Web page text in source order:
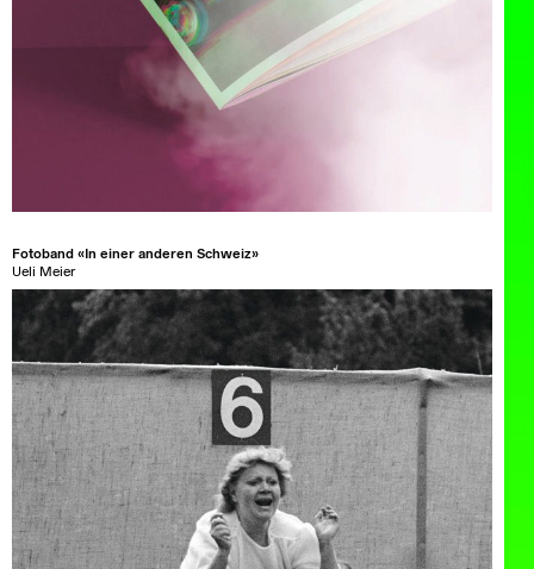
Fotoband «In einer anderen Schweiz»
Ueli Meier